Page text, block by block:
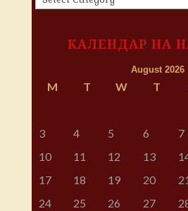
КАЛЕНДАР НА
August 2026
M T W T
3
4 5 6 7
10
11 12 13
17
18 19 20
24
25 26 27